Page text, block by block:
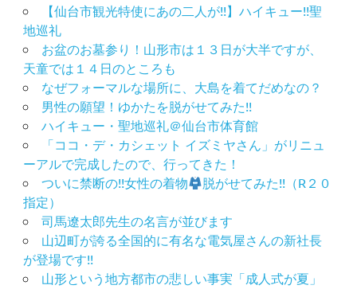
【仙台市観光特使にあの二人が!!】ハイキュー!!聖
地巡礼
お盆のお墓参り！山形市は１３日が大半ですが、
天童では１４日のところも
なぜフォーマルな場所に、大島を着てだめなの？
男性の願望！ゆかたを脱がせてみた!!
ハイキュー・聖地巡礼＠仙台市体育館
「ココ・デ・カシェット イズミヤさん」がリニュ
ーアルで完成したので、行ってきた！
ついに禁断の!!女性の着物
脱がせてみた!!（R２０
指定）
司馬遼太郎先生の名言が並びます
山辺町が誇る全国的に有名な電気屋さんの新社長
が登場です!!
山形という地方都市の悲しい事実「成人式が夏」